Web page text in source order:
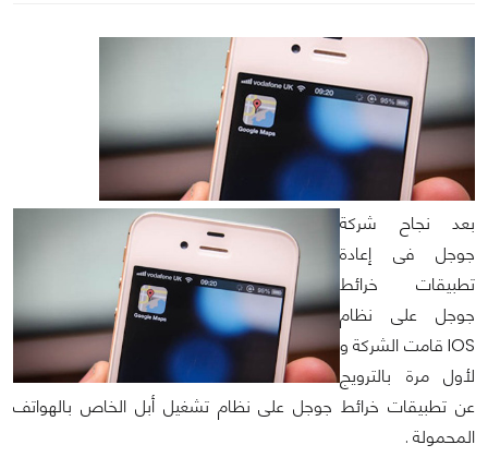
بعد نجاح شركة
جوجل فى إعادة
تطبيقات خرائط
جوجل على نظام
IOS قامت الشركة و
لأول مرة بالترويج
عن تطبيقات خرائط جوجل على نظام تشغيل أبل الخاص بالهواتف
المحمولة .